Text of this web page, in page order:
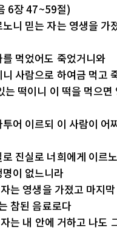
6장 47~59절)
니 믿는 자는 영생을 가
먹었어도 죽었거니와
사람으로 하여금 먹고
떡이니 이 떡을 먹으
어 이르되 이 사람이 어
진실로 너희에게 이르
이 없느니라
는 영생을 가졌고 마지
참된 음료로다
는 내 안에 거하고 나도